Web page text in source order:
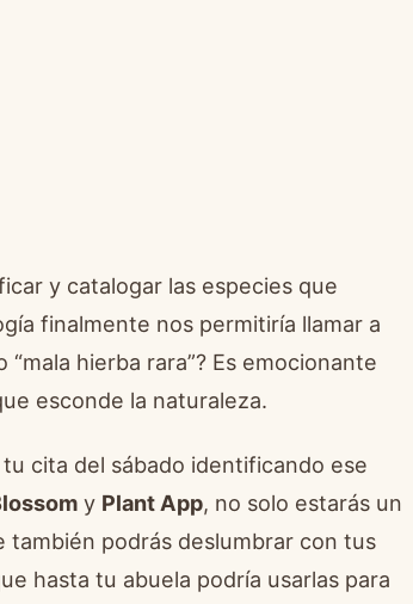
y catalogar las especies que
finalmente nos permitiría llamar a
hierba rara”? Es emocionante
esconde la naturaleza.
cita del sábado identificando ese
y Plant App, no solo estarás un
podrás deslumbrar con tus
hasta tu abuela podría usarlas para